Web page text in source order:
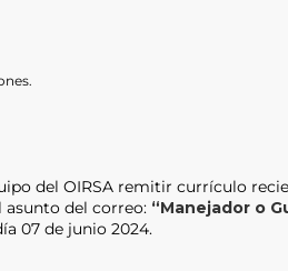
del OIRSA remitir currículo
asunto del correo: “Manejador o
07 de junio 2024.